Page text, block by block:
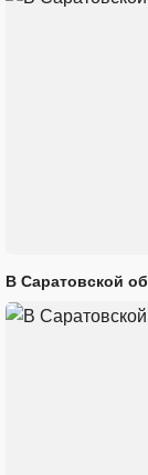
В Саратовской